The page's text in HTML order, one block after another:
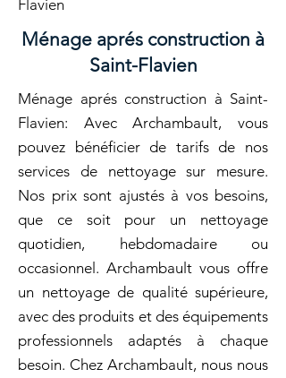
Flavien
Ménage aprés construction à
Saint-Flavien
Ménage aprés construction à Saint-
Flavien: Avec Archambault, vous
pouvez bénéficier de tarifs de nos
services de nettoyage sur mesure.
Nos prix sont ajustés à vos besoins,
que ce soit pour un nettoyage
quotidien, hebdomadaire ou
occasionnel. Archambault vous offre
un nettoyage de qualité supérieure,
avec des produits et des équipements
professionnels adaptés à chaque
besoin. Chez Archambault, nous nous